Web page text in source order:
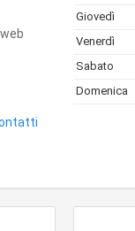
Giovedì
Venerdì
Sabato
Domenica